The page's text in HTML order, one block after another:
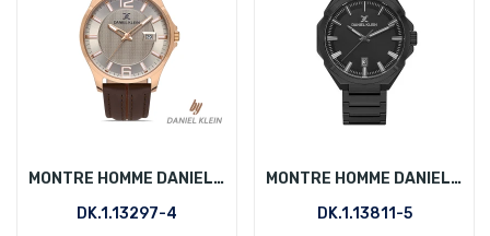
MONTRE HOMME DANIEL KLEIN DK.1.13297-4
DK.1.13297-4
MONTRE HOMME DANIEL KLEIN DK.1.13811-5
DK.1.13811-5